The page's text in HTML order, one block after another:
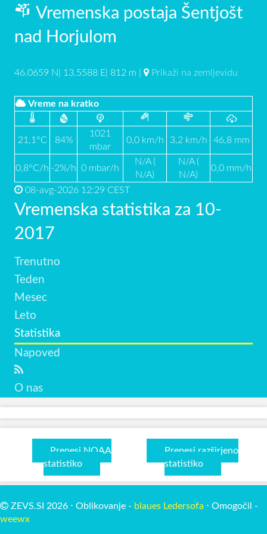
Vremenska postaja Šentjošt
nad Horjulom
46.0659 N| 13.5588 E| 812 m | Prikaži na zemljevidu
Vreme na kratko
21,1°C 84%
1021
mbar
0,0 km/h 3,2 km/h 46,8 mm
0,8°C/h -2%/h 0 mbar/h
N/A (
N/A)
N/A (
N/A)
0,0 mm/h
08-avg-2026 12:29 CEST
Vremenska statistika za 10-
2017
Trenutno
Teden
Mesec
Leto
Statistika
Napoved
O nas
Prenesi NOAA
statistiko
Prenesi razširjeno
statistiko
ZEVS.SI 2026 ⋅ Oblikovanje - blaues Ledersofa ⋅ Omogočil -
weewx